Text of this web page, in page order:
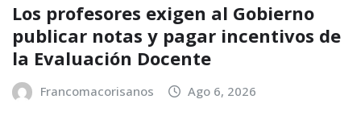
Los profesores exigen al Gobierno
publicar notas y pagar incentivos de
la Evaluación Docente
Francomacorisanos Ago 6, 2026